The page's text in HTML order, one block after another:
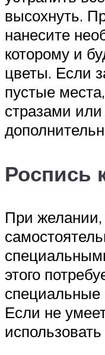
высохнуть.
нанесите
которому и
цветы. Если
пустые
стразами
Роспись
При
этого
специальные
Если не